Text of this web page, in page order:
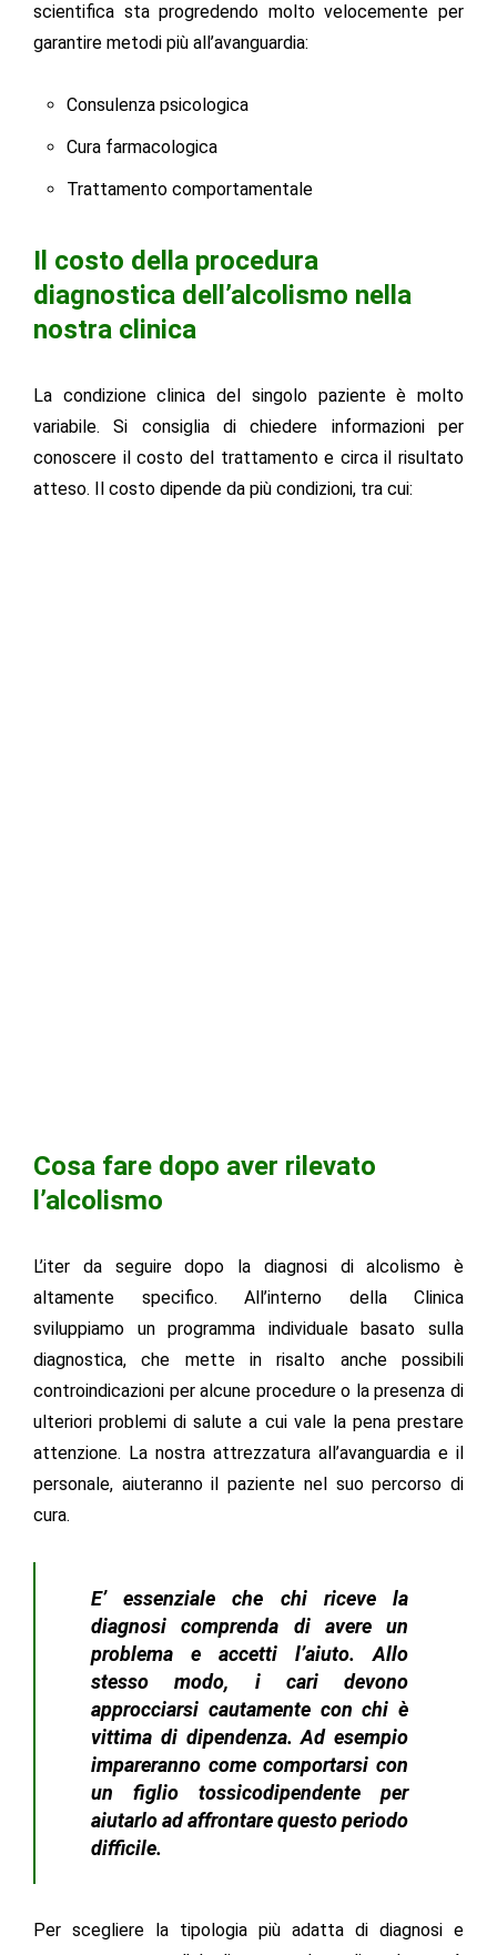
scientifica sta progredendo molto velocemente per
garantire metodi più all’avanguardia:
Consulenza psicologica
Cura farmacologica
Trattamento comportamentale
Il costo della procedura
diagnostica dell’alcolismo nella
nostra clinica
La condizione clinica del singolo paziente è molto
variabile. Si consiglia di chiedere informazioni per
conoscere il costo del trattamento e circa il risultato
atteso. Il costo dipende da più condizioni, tra cui:
Cosa fare dopo aver rilevato
l’alcolismo
L’iter da seguire dopo la diagnosi di alcolismo è
altamente specifico. All’interno della Clinica
sviluppiamo un programma individuale basato sulla
diagnostica, che mette in risalto anche possibili
controindicazioni per alcune procedure o la presenza di
ulteriori problemi di salute a cui vale la pena prestare
attenzione. La nostra attrezzatura all’avanguardia e il
personale, aiuteranno il paziente nel suo percorso di
cura.
E’ essenziale che chi riceve la
diagnosi comprenda di avere un
problema e accetti l’aiuto. Allo
stesso modo, i cari devono
approcciarsi cautamente con chi è
vittima di dipendenza. Ad esempio
impareranno come comportarsi con
un figlio tossicodipendente per
aiutarlo ad affrontare questo periodo
difficile.
Per scegliere la tipologia più adatta di diagnosi e